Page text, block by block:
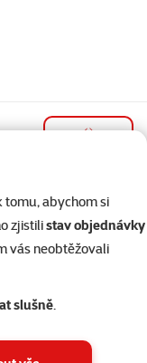
abychom si
zjistilistav objednávky
vás neobtěžovali
slušně.
šedá 152x76cm